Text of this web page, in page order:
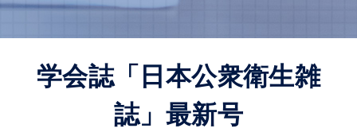
学会誌「日本公衆衛生雑
誌」最新号